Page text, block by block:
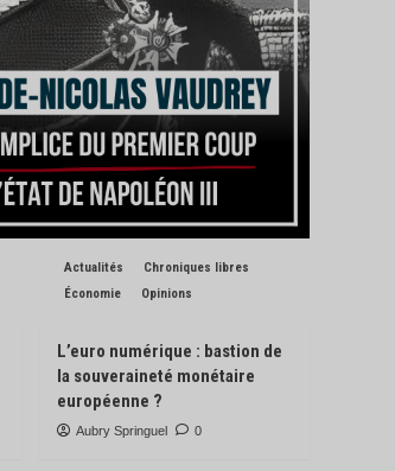
Actualités
Chroniques libres
Économie
Opinions
L’euro numérique : bastion de
la souveraineté monétaire
européenne ?
Aubry Springuel 0